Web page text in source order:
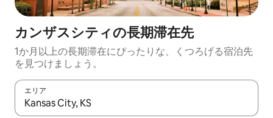
カンザスシティの長期滞在先
1か月以上の長期滞在にぴったりな、くつろげる宿泊先
を見つけましょう。
エリア
検索結果が表示されたら、上下の矢印キーを使って移動するか